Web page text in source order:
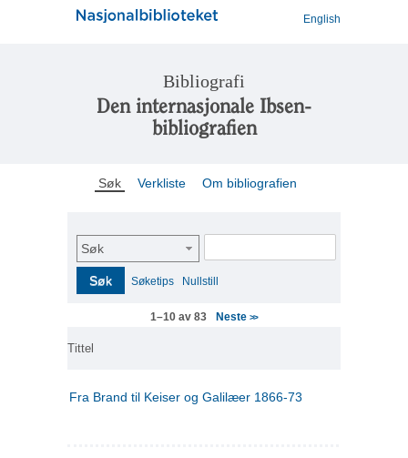
English
Bibliografi
Den internasjonale Ibsen-
bibliografien
Søk Verkliste Om bibliografien
Søk
Søk Søketips Nullstill
1–10 av 83 Neste>>
Tittel
Fra Brand til Keiser og Galilæer 1866-73